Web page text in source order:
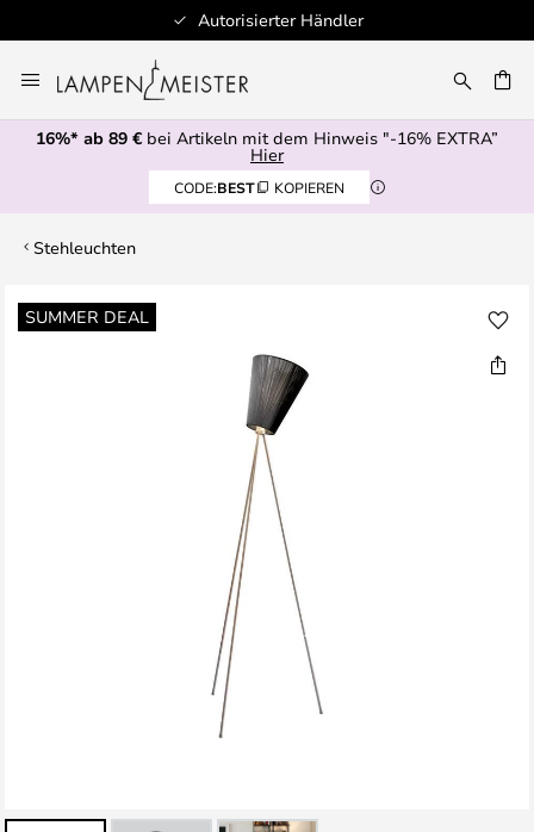
Autorisierter Händler
Inhalt
springen
16%* ab 89 € bei Artikeln mit dem Hinweis "-16% EXTRA”
Hier
CODE:BEST KOPIEREN
Stehleuchten
SUMMER DEAL
Zum
Ende